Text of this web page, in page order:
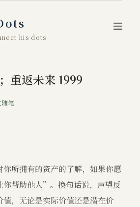
his dots
重返未来 1999
笔
所拥有的资产的了解，如果你愿
你帮助他人”。换句话说，声望反
，无论是实际价值还是潜在价